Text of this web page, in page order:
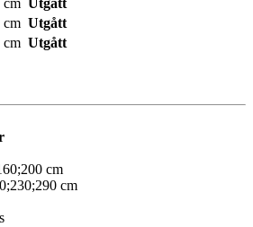
cm Utgått
cm Utgått
cm Utgått
cm
cm